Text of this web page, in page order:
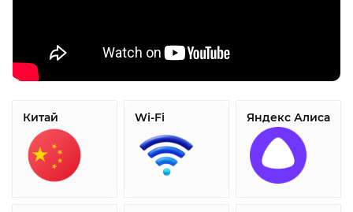
Китай Wi-Fi Яндекс Алиса